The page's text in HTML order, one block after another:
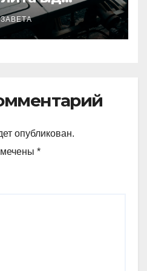
переваги та
опубликован.
*